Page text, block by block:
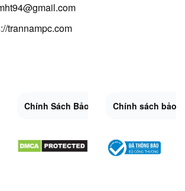
trannampc.com
Liên Hệ Quy Định Chung Sitemap.XML
Chính Sách Bảo Mật Đổi trả và hoàn
Chính sách bảo